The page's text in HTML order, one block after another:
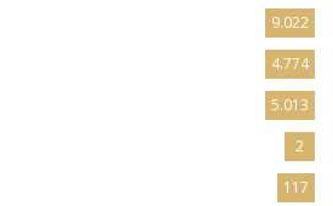
9.022
4.774
5.013
2
117